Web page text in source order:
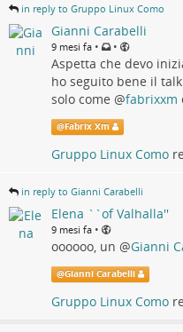
in reply to Gruppo Linux Como
Gianni Carabelli
9 mesi fa • •
Aspetta che devo
ho seguito bene il
solo come @fabrixxm
@Fabrix Xm
Gruppo Linux Como
in reply to Gianni Carabelli
Elena ``of Valhalla''
9 mesi fa •
oooooo, un @Gianni
@Gianni Carabelli
Gruppo Linux Como